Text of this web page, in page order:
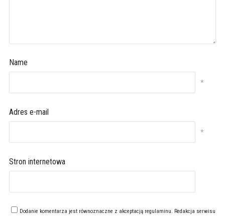
Name
*
Adres e-mail
*
Stron internetowa
Dodanie komentarza jest równoznaczne z akceptacją regulaminu. Redakcja serwisu